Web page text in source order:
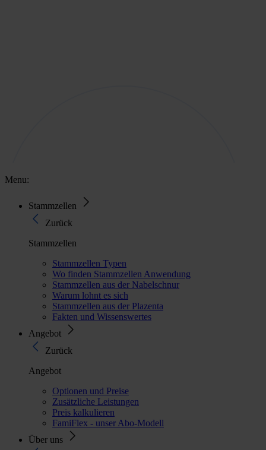
Menu:
Stammzellen
Zurück
Stammzellen
Stammzellen Typen
Wo finden Stammzellen Anwendung
Stammzellen aus der Nabelschnur
Warum lohnt es sich
Stammzellen aus der Plazenta
Fakten und Wissenswertes
Angebot
Zurück
Angebot
Optionen und Preise
Zusätzliche Leistungen
Preis kalkulieren
FamiFlex - unser Abo-Modell
Über uns